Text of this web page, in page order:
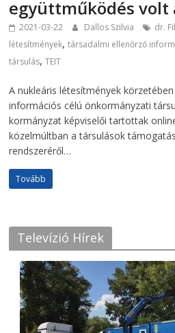
együttműködés volt
2021-03-22 Dallos Szilvia dr.
létesítmények,társadalmi ellenőrző
társulás,TEIT
A nukleáris létesítmények
információs célú önkormányzati
kormányzat képviselői tartottak
közelmúltban a társulások
rendszeréről…
Tovább
Televízió Hírek